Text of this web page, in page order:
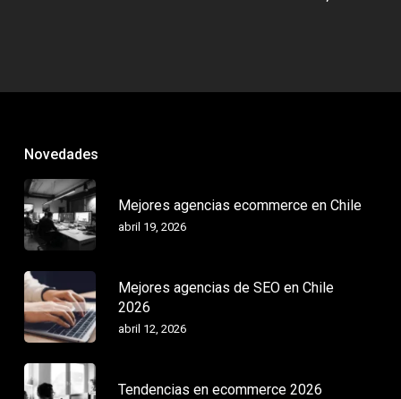
Novedades
Mejores agencias ecommerce en Chile
abril 19, 2026
Mejores agencias de SEO en Chile
2026
abril 12, 2026
Tendencias en ecommerce 2026